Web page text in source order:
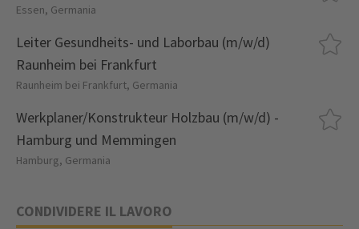
Essen, Germania
Leiter Gesundheits- und Laborbau (m/w/d)
Raunheim bei Frankfurt
Raunheim bei Frankfurt, Germania
Werkplaner/Konstrukteur Holzbau (m/w/d) -
Hamburg und Memmingen
Hamburg, Germania
CONDIVIDERE IL LAVORO